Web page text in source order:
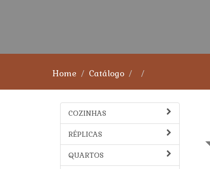
Home Catálogo
COZINHAS
RÉPLICAS
QUARTOS